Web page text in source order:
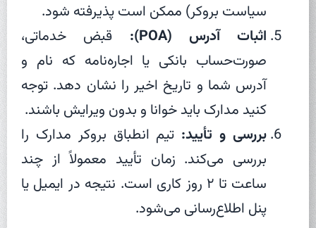
سیاست بروکر) ممکن است پذیرفته شود.
اثبات آدرس (POA):
قبض خدماتی،
صورت‌حساب بانکی یا اجاره‌نامه که نام و
آدرس شما و تاریخ اخیر را نشان دهد. توجه
کنید مدارک باید خوانا و بدون ویرایش باشند.
بررسی و تأیید: تیم انطباق بروکر مدارک را
بررسی می‌کند. زمان تأیید معمولاً از چند
ساعت تا ۲ روز کاری است. نتیجه در ایمیل یا
پنل اطلاع‌رسانی می‌شود.